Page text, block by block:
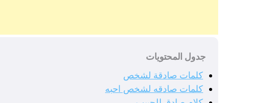
جدول المحتويات
كلمات صادقة لشخص
كلمات صادقه لشخص احبه